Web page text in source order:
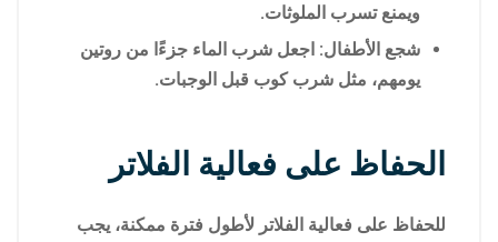
ويمنع تسرب الملوثات.
شجع الأطفال: اجعل شرب الماء جزءًا من روتين
يومهم، مثل شرب كوب قبل الوجبات.
الحفاظ على فعالية الفلاتر
للحفاظ على فعالية الفلاتر لأطول فترة ممكنة، يجب